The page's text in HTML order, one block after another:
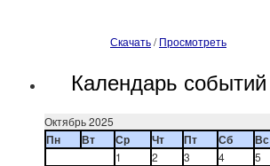
Скачать/Просмотреть
Календарь событий
Октябрь 2025
Пн Вт Ср Чт Пт Сб Вс
1 2 3 4
5